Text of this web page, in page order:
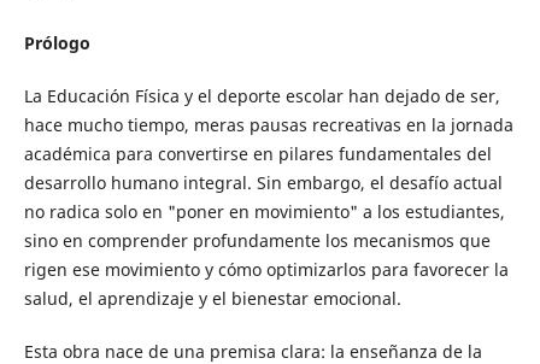
Prólogo
La Educación Física y el deporte escolar han dejado de ser,
hace mucho tiempo, meras pausas recreativas en la jornada
académica para convertirse en pilares fundamentales del
desarrollo humano integral. Sin embargo, el desafío actual
no radica solo en "poner en movimiento" a los estudiantes,
sino en comprender profundamente los mecanismos que
rigen ese movimiento y cómo optimizarlos para favorecer la
salud, el aprendizaje y el bienestar emocional.
Esta obra nace de una premisa clara: la enseñanza de la